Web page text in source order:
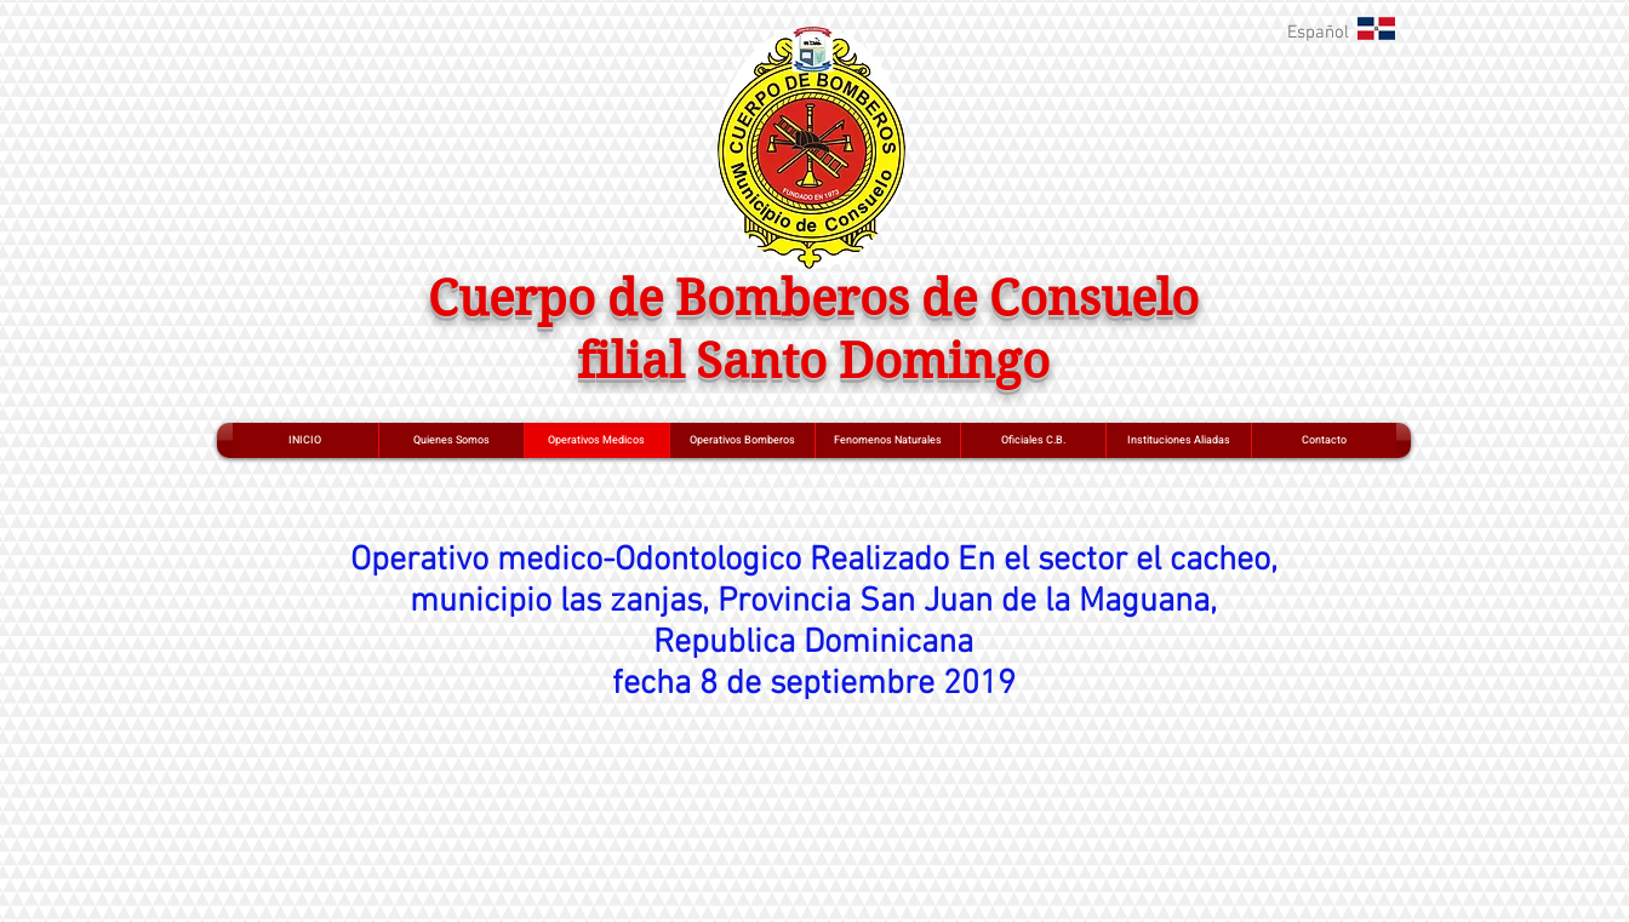
Español
Cuerpo de Bomberos de Consuelo
filial Santo Domingo
INICIO Quienes Somos Operativos Medicos Operativos Bomberos Fenomenos Naturales Oficiales C.B. Instituciones Aliadas Contacto
Operativo medico-Odontologico Realizado En el sector el cacheo,
municipio las zanjas, Provincia San Juan de la Maguana,
Republica Dominicana
fecha 8 de septiembre 2019